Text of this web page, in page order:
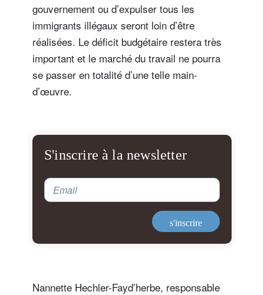
gouvernement ou d’expulser tous les
immigrants illégaux seront loin d’être
réalisées. Le déficit budgétaire restera très
important et le marché du travail ne pourra
se passer en totalité d’une telle main-
d’œuvre.
S'inscrire à la newsletter
Email
s'inscrire
Nannette Hechler-Fayd’herbe, responsable